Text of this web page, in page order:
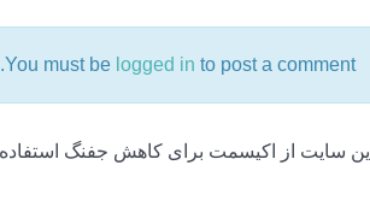
You must be logged in to post a comment.
این سایت از اکیسمت برای کاهش جفنگ